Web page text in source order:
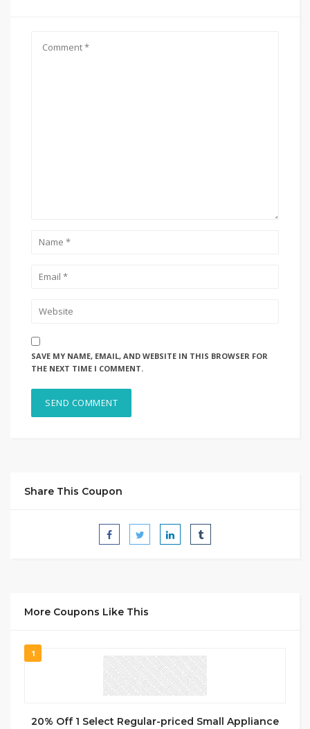
SAVE MY NAME, EMAIL, AND WEBSITE IN THIS BROWSER FOR
THE NEXT TIME I COMMENT.
Share This Coupon
More Coupons Like This
1
20% Off 1 Select Regular-priced Small Appliance